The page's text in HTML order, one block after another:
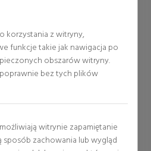
korzystania z witryny,
funkcje takie jak nawigacja po
obszarów witryny.
bez tych plików
witrynie zapamiętanie
zachowania lub wygląd
FENNEL BODY LOTION
Linie kapielowe dla kobiet
24,94 € 29% Rabat
Stała cena 35,00 €